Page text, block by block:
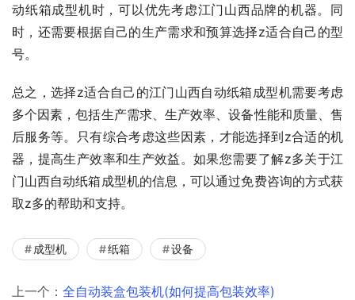
动纸箱成型机时，可以优先考虑江门山西品牌的机器。同
时，还需要根据自己的生产需求和预算选择z适合自己的型
号。
总之，选择z适合自己的江门山西自动纸箱成型机需要考虑
多个因素，包括生产需求、生产效率、设备性能和质量、售
后服务等。只有综合考虑这些因素，才能选择到z合适的机
器，提高生产效率和生产效益。如果您需要了解z多关于江
门山西自动纸箱成型机的信息，可以通过免费咨询的方式获
取z多的帮助和支持。
成型机 纸箱 设备
上一个： 全自动装盒包装机(如何提高包装效率)